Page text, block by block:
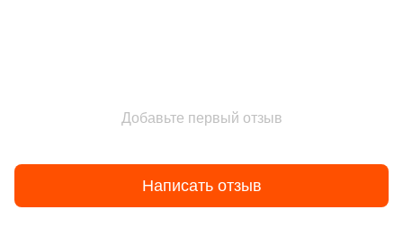
Добавьте первый отзыв
Написать отзыв